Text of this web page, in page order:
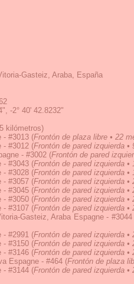
Gasteiz, Araba, España
-2° 40' 42.8232"
kilómetros)
- #3013 (Frontón de plaza libre • 22
- #3012 (Frontón de pared izquierda •
- #3002 (Frontón de pared
- #3043 (Frontón de pared izquierda •
- #3028 (Frontón de pared izquierda •
- #3057 (Frontón de pared izquierda •
- #3045 (Frontón de pared izquierda •
- #3050 (Frontón de pared izquierda •
- #3107 (Frontón de pared izquierda •
Gasteiz, Araba Espagne - #3044
- #2991 (Frontón de pared izquierda •
- #3150 (Frontón de pared izquierda •
- #3146 (Frontón de pared izquierda •
Espagne - #464 (Frontón de plaza
- #3144 (Frontón de pared izquierda •